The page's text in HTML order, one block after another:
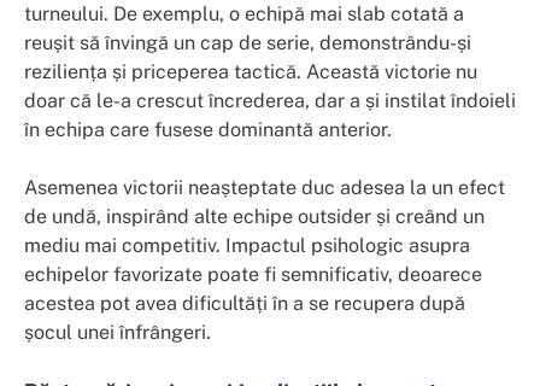
turneului. De exemplu, o echipă mai slab cotată a
reușit să învingă un cap de serie, demonstrându-și
reziliența și priceperea tactică. Această victorie nu
doar că le-a crescut încrederea, dar a și instilat îndoieli
în echipa care fusese dominantă anterior.
Asemenea victorii neașteptate duc adesea la un efect
de undă, inspirând alte echipe outsider și creând un
mediu mai competitiv. Impactul psihologic asupra
echipelor favorizate poate fi semnificativ, deoarece
acestea pot avea dificultăți în a se recupera după
șocul unei înfrângeri.